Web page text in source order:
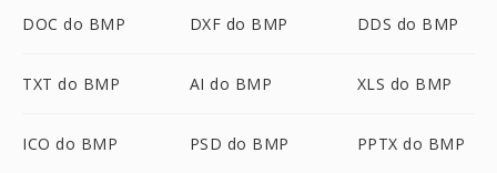
DOC do BMP DXF do BMP DDS do BMP
TXT do BMP AI do BMP XLS do BMP
ICO do BMP PSD do BMP PPTX do BMP